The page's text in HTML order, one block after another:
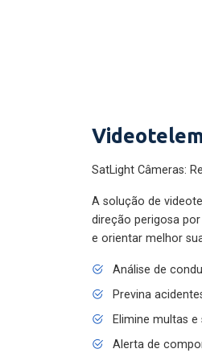
SatLight Câmeras:
A solução de
direção perigosa
e orientar melhor
Análise de
Previna acidentes
Elimine multas e
Alerta de